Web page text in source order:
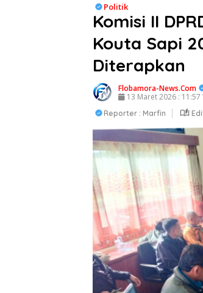
Politik
Komisi II
Kouta Sapi
Diterapkan
Flobamora-News.Com
13 Maret 2026 : 11:57
Reporter : Marfin